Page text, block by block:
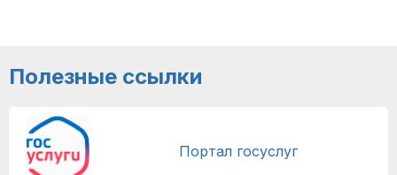
Полезные ссылки
Портал госуслуг